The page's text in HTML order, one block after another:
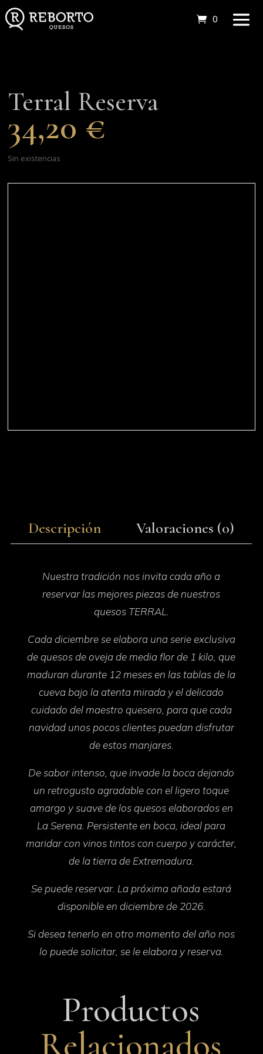
0
Terral Reserva
34,20 €
Sin existencias
Descripción Valoraciones (0)
Nuestra tradición nos invita cada año a
reservar las mejores piezas de nuestros
quesos TERRAL.
Cada diciembre se elabora una serie exclusiva
de quesos de oveja de media flor de 1 kilo, que
maduran durante 12 meses en las tablas de la
cueva bajo la atenta mirada y el delicado
cuidado del maestro quesero, para que cada
navidad unos pocos clientes puedan disfrutar
de estos manjares.
De sabor intenso, que invade la boca dejando
un retrogusto agradable con el ligero toque
amargo y suave de los quesos elaborados en
La Serena. Persistente en boca, ideal para
maridar con vinos tintos con cuerpo y carácter,
de la tierra de Extremadura.
Se puede reservar. La próxima añada estará
disponible en diciembre de 2026.
Si desea tenerlo en otro momento del año nos
lo puede solicitar, se le elabora y reserva.
Productos
Relacionados